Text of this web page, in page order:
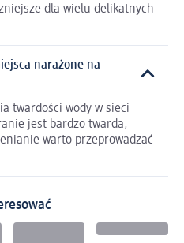
dla wielu delikatnych
narażone na
twardości wody w sieci
jest bardzo twarda,
warto przeprowadzać